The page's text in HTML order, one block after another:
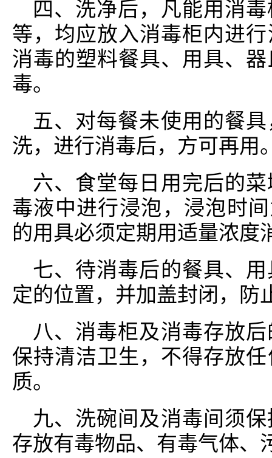
四、洗净后，凡能用消
等，均应放入消毒柜内进
消毒的塑料餐具、用具、
毒。
五、对每餐未使用的餐
洗，进行消毒后，方可再用
六、食堂每日用完后的
毒液中进行浸泡，浸泡时
的用具必须定期用适量浓度
七、待消毒后的餐具、
定的位置，并加盖封闭，防
八、消毒柜及消毒存放
保持清洁卫生，不得存放
质。
九、洗碗间及消毒间须
存放有毒物品、有毒气体、